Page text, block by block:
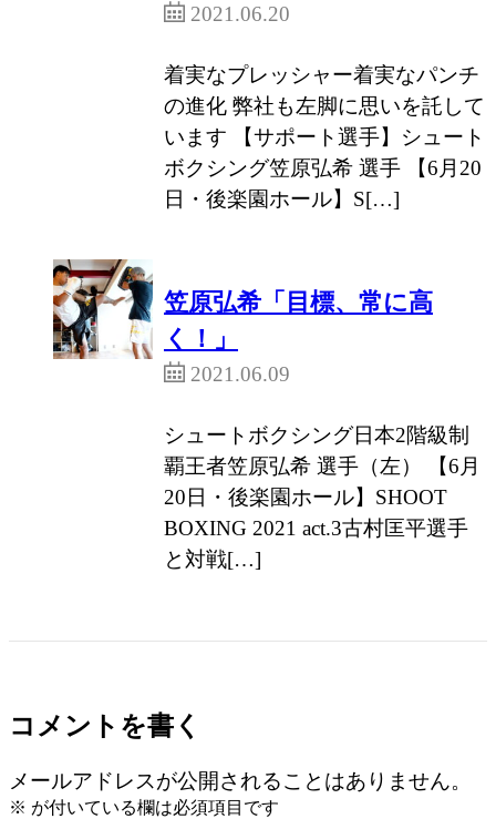
2021.06.20
着実なプレッシャー着実なパンチ
の進化 弊社も左脚に思いを託して
います 【サポート選手】シュート
ボクシング笠原弘希 選手 【6月20
日・後楽園ホール】S[…]
笠原弘希「目標、常に高
く！」
2021.06.09
シュートボクシング日本2階級制
覇王者笠原弘希 選手（左） 【6月
20日・後楽園ホール】SHOOT
BOXING 2021 act.3古村匡平選手
と対戦[…]
コメントを書く
メールアドレスが公開されることはありません。
※ が付いている欄は必須項目です